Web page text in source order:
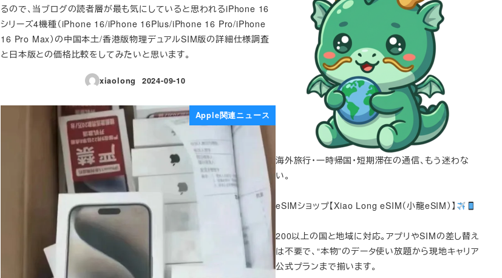
るので、当ブログの読者層が最も気にしていると思われるiPhone 16
シリーズ4機種（iPhone 16/iPhone 16Plus/iPhone 16 Pro/iPhone
16 Pro Max）の中国本土/香港版物理デュアルSIM版の詳細仕様調査
と日本版との価格比較をしてみたいと思います。
xiaolong
投稿日
2024-09-10
Apple関連ニュース
海外旅行・一時帰国・短期滞在の通信、もう迷わな
い。
eSIMショップ【Xiao Long eSIM（小龍eSIM）】
200以上の国と地域に対応。アプリやSIMの差し替え
は不要で、“本物”のデータ使い放題から現地キャリア
公式プランまで揃います。